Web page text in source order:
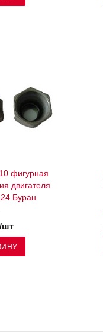
фигурная
двигателя
Буран
шт